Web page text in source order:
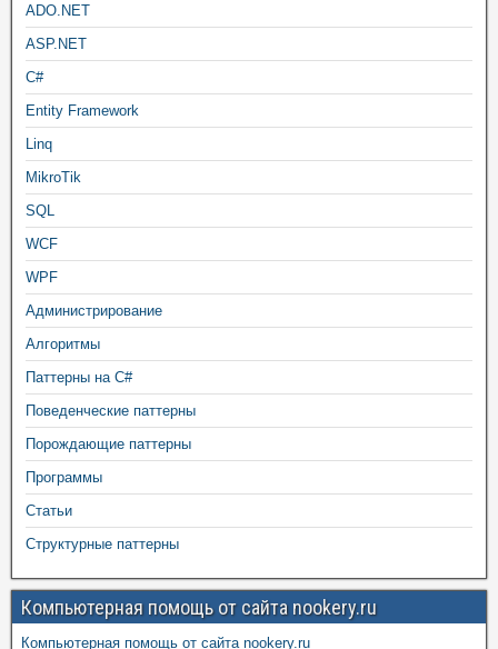
ADO.NET
ASP.NET
C#
Entity Framework
Linq
MikroTik
SQL
WCF
WPF
Администрирование
Алгоритмы
Паттерны на C#
Поведенческие паттерны
Порождающие паттерны
Программы
Статьи
Структурные паттерны
Компьютерная помощь от сайта nookery.ru
Компьютерная помощь от сайта nookery.ru